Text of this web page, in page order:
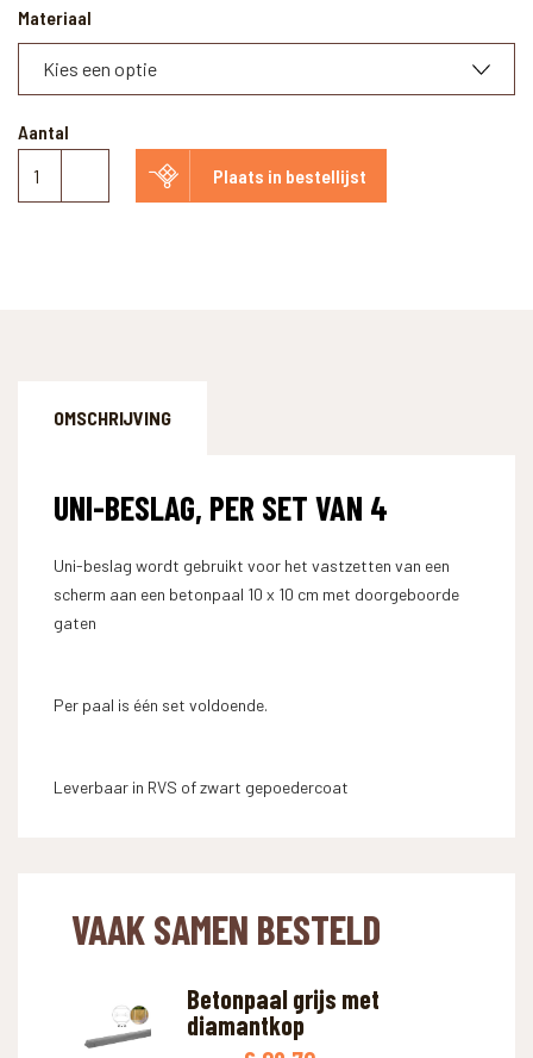
Materiaal
Aantal
Uni-
beslag,
Plaats in bestellijst
OMSCHRIJVING
UNI-BESLAG, PER SET VAN 4
Uni-beslag wordt gebruikt voor het vastzetten van een
scherm aan een betonpaal 10 x 10 cm met doorgeboorde
gaten
Per paal is één set voldoende.
Leverbaar in RVS of zwart gepoedercoat
VAAK SAMEN BESTELD
Betonpaal grijs met
diamantkop